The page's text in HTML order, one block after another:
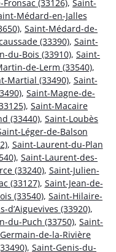
(33126), Saint-
Médard-en-Jalles
, Saint-Médard-de-
(33390), Saint-
du-Bois (33910), Saint-
de-Lerm (33540),
Martial (33490), Saint-
, Saint-Magne-de-
, Saint-Macaire
(33440), Saint-Loubès
Léger-de-Balson
, Saint-Laurent-du-Plan
, Saint-Laurent-des-
(33240), Saint-Julien-
(33127), Saint-Jean-de-
(33540), Saint-Hilaire-
d’Aiguevives (33920),
du-Puch (33750), Saint-
de-la-Rivière
, Saint-Genis-du-